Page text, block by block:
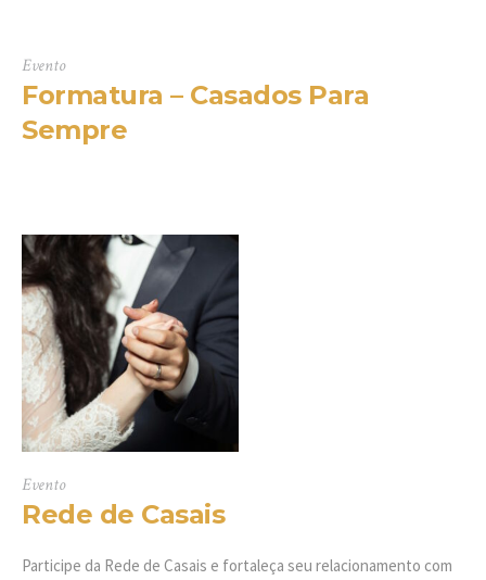
Evento
Formatura – Casados Para
Sempre
Evento
Rede de Casais
Participe da Rede de Casais e fortaleça seu relacionamento com